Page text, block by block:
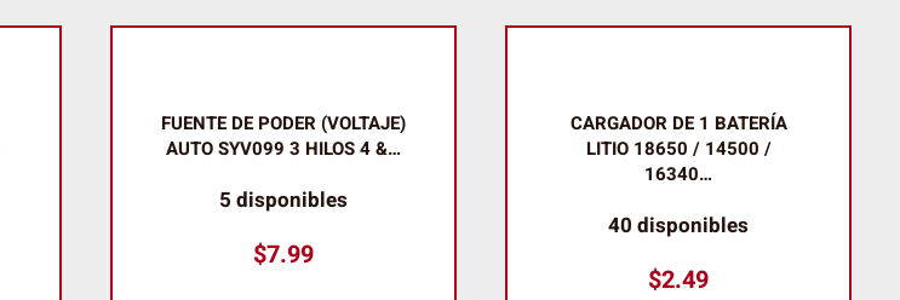
FUENTE DE PODER (VOLTAJE)
AUTO SYV099 3 HILOS 4 &…
5 disponibles
$7.99
CARGADOR DE 1 BATERÍA
LITIO 18650 / 14500 /
16340…
40 disponibles
$2.49